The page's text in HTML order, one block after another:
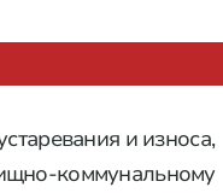
и износа,
коммунальному